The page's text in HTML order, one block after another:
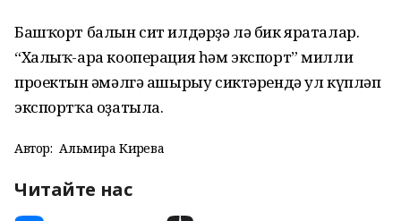
Башҡорт балын сит илдәрҙә лә бик яраталар.
“Халыҡ-ара кооперация һәм экспорт” милли
проектын ғәмәлгә ашырыу сиктәрендә ул күпләп
экспортҡа оҙатыла.
Автор: Альмира Кирәева
Читайте нас